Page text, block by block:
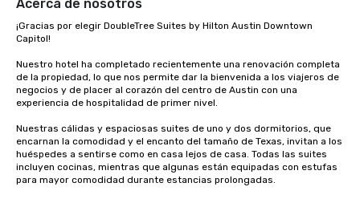
Acerca de nosotros
¡Gracias por elegir DoubleTree Suites by Hilton Austin Downtown
Capitol!
Nuestro hotel ha completado recientemente una renovación completa
de la propiedad, lo que nos permite dar la bienvenida a los viajeros de
negocios y de placer al corazón del centro de Austin con una
experiencia de hospitalidad de primer nivel.
Nuestras cálidas y espaciosas suites de uno y dos dormitorios, que
encarnan la comodidad y el encanto del tamaño de Texas, invitan a los
huéspedes a sentirse como en casa lejos de casa. Todas las suites
incluyen cocinas, mientras que algunas están equipadas con estufas
para mayor comodidad durante estancias prolongadas.